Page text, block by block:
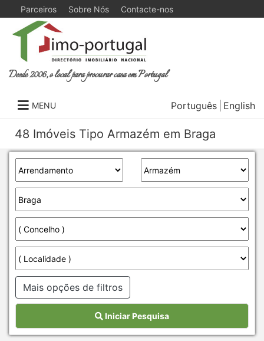
Parceiros Sobre Nós Contacte-nos
Desde 2006, o local para procurar casa em Portugal
MENU Português English
48 Imóveis Tipo Armazém em Braga
Mais opções de filtros
Iniciar Pesquisa